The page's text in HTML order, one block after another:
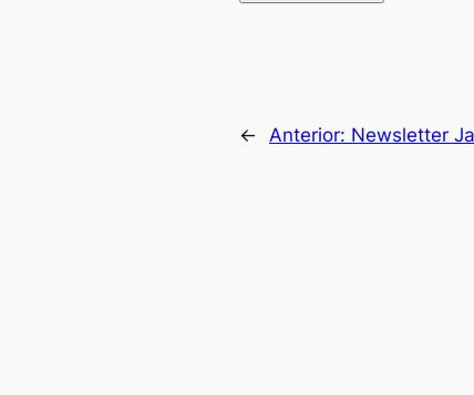
← Anterior: Newsletter